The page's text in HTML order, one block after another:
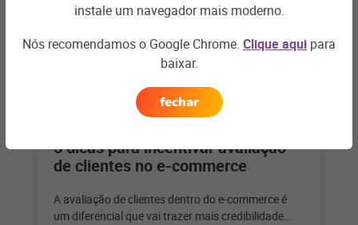
5 dicas para incentivar avaliação
de clientes no e-commerce
A avaliação de clientes dentro do e-commerce é
um diferencial que vai trazer mais credibilidade
instale um navegador mais moderno.
Nós recomendamos o Google Chrome. Clique aqui para
baixar.
fechar